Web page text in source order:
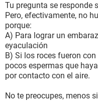
Tu pregunta se responde
Pero, efectivamente, no
porque:
A) Para lograr un
eyaculación
B) Si los roces fueron
pocos espermas que
por contacto con el aire.
No te preocupes, menos